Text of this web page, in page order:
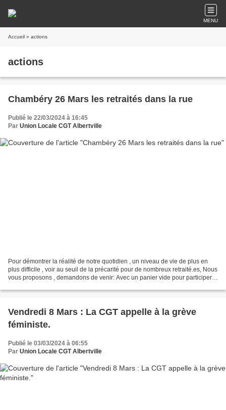
MENU
Accueil » actions
actions
Chambéry 26 Mars les retraités dans la rue
Publié le 22/03/2024 à 16:45
Par Union Locale CGT Albertville
Pour démontrer la réalité de notre quotidien , un niveau de vie de plus en
plus difficile , voir au seuil de la précarité pour de nombreux retraité.es, Nous
vous proposons , demandons de venir: Avec un panier vide pour participer
Vendredi 8 Mars : La CGT appelle à la grève
féministe.
Publié le 03/03/2024 à 06:55
Par Union Locale CGT Albertville